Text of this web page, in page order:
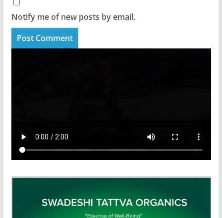
Notify me of new posts by email.